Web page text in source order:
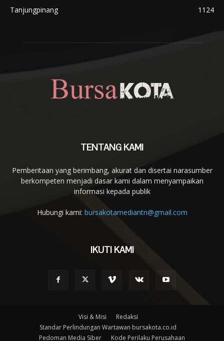
Tanjungpinang
1124
TENTANG KAMI
Pemberitaan yang berimbang, akurat dan disertai narasumber
berkompeten menjadi dasar kami dalam menyampaikan
informasi kepada publik
Hubungi kami: bursakotamediantn@gmail.com
IKUTI KAMI
Visi & Misi
Redaksi
Standar Perlindungan Wartawan bursakota.co.id
Pedoman Media Siber
Kode Perilaku Perusahaan